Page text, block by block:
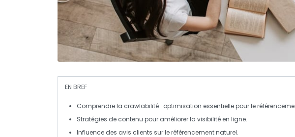
EN BREF
Comprendre la crawlabilité : optimisation essentielle pour le
Stratégies de contenu pour améliorer la visibilité en ligne.
Influence des avis clients sur leréférencement naturel.